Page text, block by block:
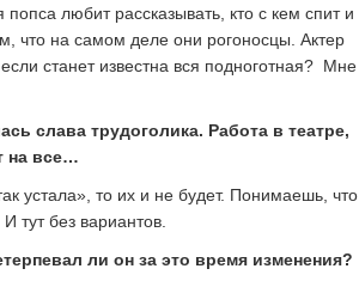
любит рассказывать, кто с кем спит и
что на самом деле они рогоносцы. Актер
станет известна вся подноготная? Мне
слава трудоголика. Работа в театре,
на все…
устала», то их и не будет. Понимаешь, что
тут без вариантов.
ли он за это время изменения?